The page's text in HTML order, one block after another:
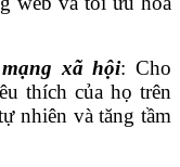
xã hội: Cho
thích của họ trên
nhiên và tăng tầm